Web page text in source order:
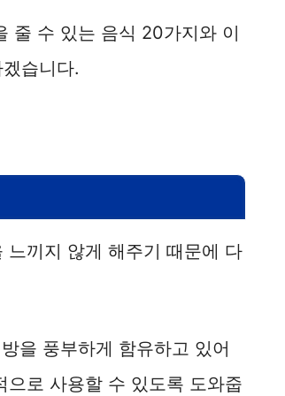
줄 수 있는 음식 20가지와 이
습니다.
끼지 않게 해주기 때문에 다
을 풍부하게 함유하고 있어
로 사용할 수 있도록 도와줍